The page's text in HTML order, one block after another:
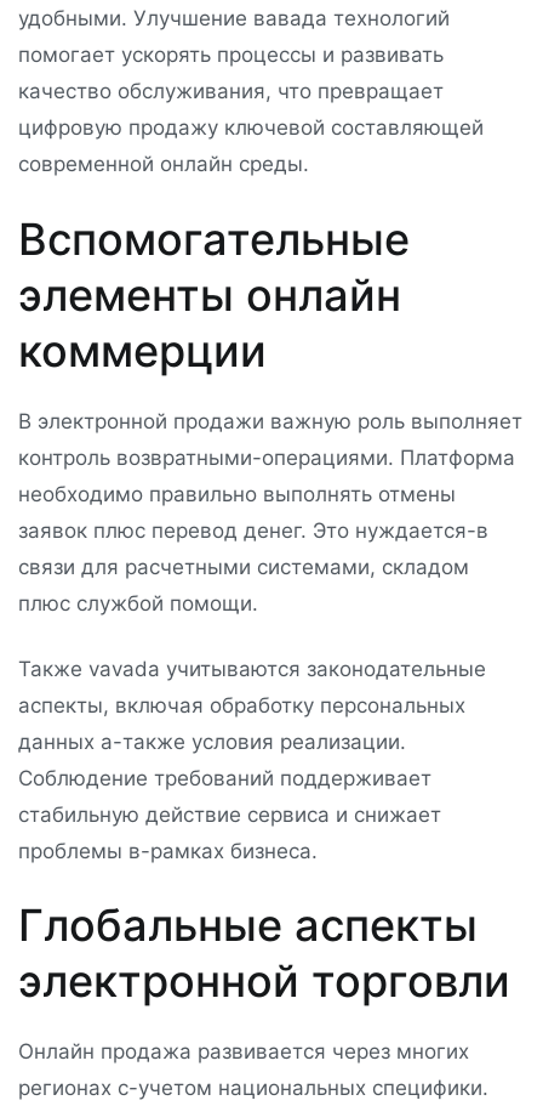
удобными. Улучшение вавада технологий
помогает ускорять процессы и развивать
качество обслуживания, что превращает
цифровую продажу ключевой составляющей
современной онлайн среды.
Вспомогательные
элементы онлайн
коммерции
В электронной продажи важную роль выполняет
контроль возвратными-операциями. Платформа
необходимо правильно выполнять отмены
заявок плюс перевод денег. Это нуждается-в
связи для расчетными системами, складом
плюс службой помощи.
Также vavada учитываются законодательные
аспекты, включая обработку персональных
данных а-также условия реализации.
Соблюдение требований поддерживает
стабильную действие сервиса и снижает
проблемы в-рамках бизнеса.
Глобальные аспекты
электронной торговли
Онлайн продажа развивается через многих
регионах с-учетом национальных специфики.